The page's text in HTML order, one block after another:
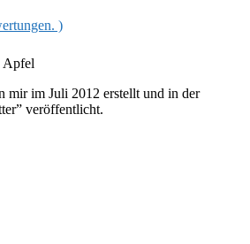
)
Apfel
mir im Juli 2012 erstellt und in der
veröffentlicht.